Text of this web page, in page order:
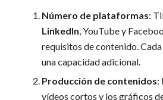
Número de plataformas:
LinkedIn, YouTube y
requisitos de contenido.
una capacidad adicional.
Producción de contenidos:
vídeos cortos y los gráficos